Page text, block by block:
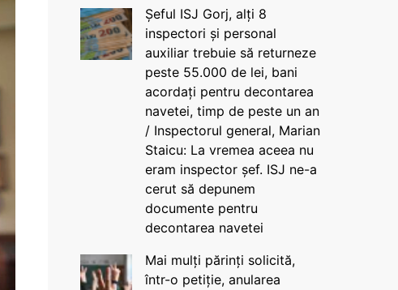
Șeful ISJ Gorj, alți 8
inspectori și personal
auxiliar trebuie să returneze
peste 55.000 de lei, bani
acordați pentru decontarea
navetei, timp de peste un an
/ Inspectorul general, Marian
Staicu: La vremea aceea nu
eram inspector șef. ISJ ne-a
cerut să depunem
documente pentru
decontarea navetei
Mai mulți părinți solicită,
într-o petiție, anularea